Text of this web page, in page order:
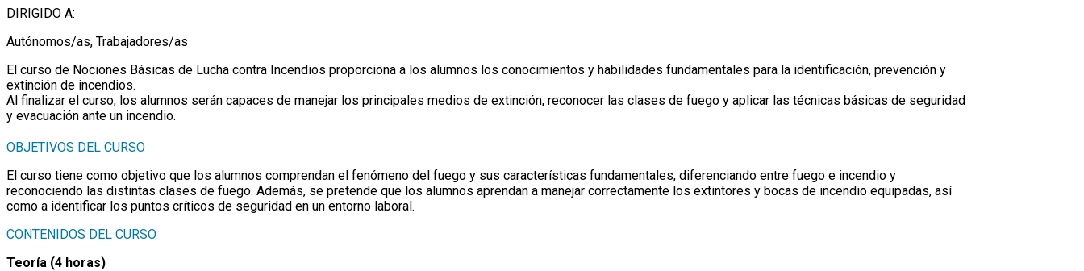
DIRIGIDO A:
Autónomos/as, Trabajadores/as
El curso de Nociones Básicas de Lucha contra Incendios proporciona a los alumnos los conocimientos y habilidades fundamentales para la identificación, prevención y
extinción de incendios.
Al finalizar el curso, los alumnos serán capaces de manejar los principales medios de extinción, reconocer las clases de fuego y aplicar las técnicas básicas de seguridad
y evacuación ante un incendio.
OBJETIVOS DEL CURSO
El curso tiene como objetivo que los alumnos comprendan el fenómeno del fuego y sus características fundamentales, diferenciando entre fuego e incendio y
reconociendo las distintas clases de fuego. Además, se pretende que los alumnos aprendan a manejar correctamente los extintores y bocas de incendio equipadas, así
como a identificar los puntos críticos de seguridad en un entorno laboral.
CONTENIDOS DEL CURSO
Teoría (4 horas)